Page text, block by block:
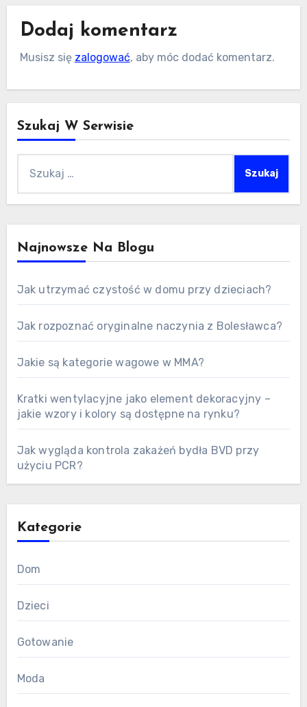
Dodaj komentarz
Musisz się zalogować, aby móc dodać komentarz.
Szukaj W Serwisie
Najnowsze Na Blogu
Jak utrzymać czystość w domu przy dzieciach?
Jak rozpoznać oryginalne naczynia z Bolesławca?
Jakie są kategorie wagowe w MMA?
Kratki wentylacyjne jako element dekoracyjny –
jakie wzory i kolory są dostępne na rynku?
Jak wygląda kontrola zakażeń bydła BVD przy
użyciu PCR?
Kategorie
Dom
Dzieci
Gotowanie
Moda